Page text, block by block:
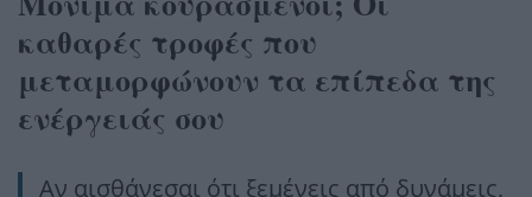
καθαρές τροφές που
μεταμορφώνουν τα επίπεδα της
ενέργειάς σου
Αν αισθάνεσαι ότι ξεμένεις από δυνάμεις,